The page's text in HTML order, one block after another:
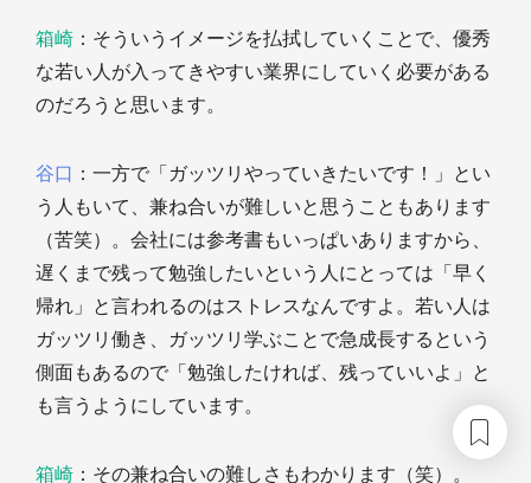
箱崎 ：そういうイメージを払拭していくことで、優秀
な若い人が入ってきやすい業界にしていく必要がある
のだろうと思います。
谷口 ：一方で「ガッツリやっていきたいです！」とい
う人もいて、兼ね合いが難しいと思うこともあります
（苦笑）。会社には参考書もいっぱいありますから、
遅くまで残って勉強したいという人にとっては「早く
帰れ」と言われるのはストレスなんですよ。若い人は
ガッツリ働き、ガッツリ学ぶことで急成長するという
側面もあるので「勉強したければ、残っていいよ」と
も言うようにしています。
箱崎 ：その兼ね合いの難しさもわかります（笑）。